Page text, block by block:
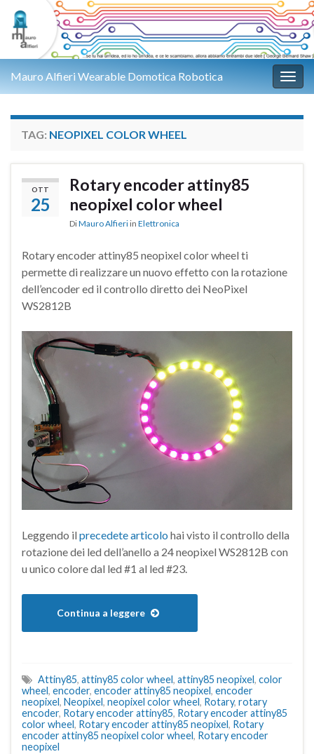
Mauro Alfieri Wearable Domotica Robotica
TAG: NEOPIXEL COLOR WHEEL
OTT
25
Rotary encoder attiny85
neopixel color wheel
DiMauro Alfieri in Elettronica
Rotary encoder attiny85 neopixel color wheel ti
permette di realizzare un nuovo effetto con la rotazione
dell’encoder ed il controllo diretto dei NeoPixel
WS2812B
Leggendo il precedete articolo hai visto il controllo della
rotazione dei led dell’anello a 24 neopixel WS2812B con
u unico colore dal led #1 al led #23.
Continua a leggere
Attiny85, attiny85 color wheel, attiny85 neopixel, color
wheel, encoder, encoder attiny85 neopixel, encoder
neopixel, Neopixel, neopixel color wheel, Rotary, rotary
encoder, Rotary encoder attiny85, Rotary encoder attiny85
color wheel, Rotary encoder attiny85 neopixel, Rotary
encoder attiny85 neopixel color wheel, Rotary encoder
neopixel